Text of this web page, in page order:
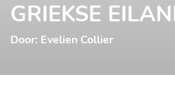
GRIEKSE
Door: Evelien Collier